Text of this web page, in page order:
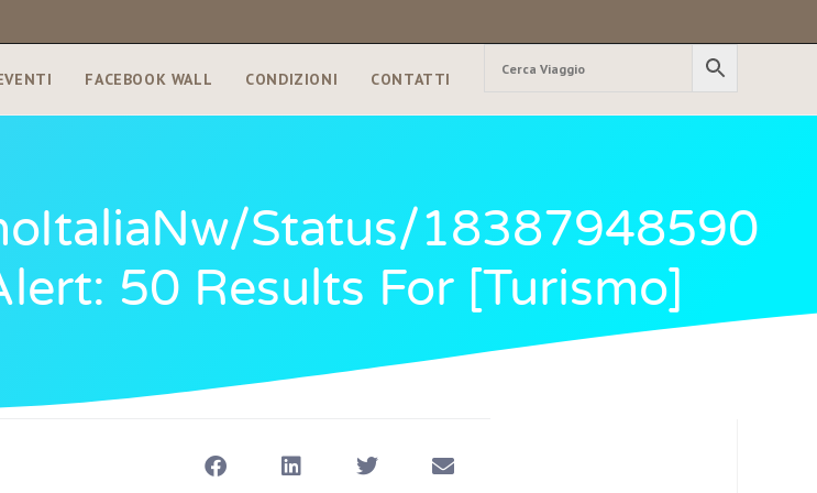
FACEBOOK WALL CONDIZIONI CONTATTI
status/18387948590
50 Results For [turismo]